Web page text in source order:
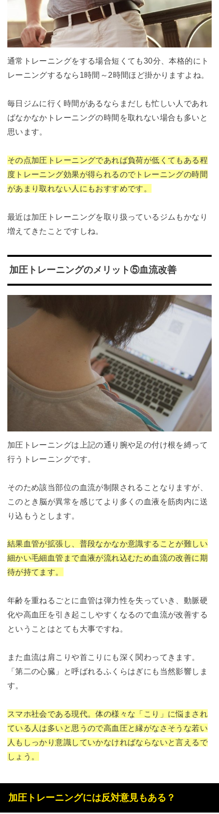
通常トレーニングをする場合短くても30分、本格的にト
レーニングするなら1時間～2時間ほど掛かりますよね。
毎日ジムに行く時間があるならまだしも忙しい人であれ
ばなかなかトレーニングの時間を取れない場合も多いと
思います。
その点加圧トレーニングであれば負荷が低くてもある程
度トレーニング効果が得られるのでトレーニングの時間
があまり取れない人にもおすすめです。
最近は加圧トレーニングを取り扱っているジムもかなり
増えてきたことですしね。
加圧トレーニングのメリット⑤血流改善
加圧トレーニングは上記の通り腕や足の付け根を縛って
行うトレーニングです。
そのため該当部位の血流が制限されることなりますが、
このとき脳が異常を感じてより多くの血液を筋肉内に送
り込もうとします。
結果血管が拡張し、普段なかなか意識することが難しい
細かい毛細血管まで血液が流れ込むため血流の改善に期
待が持てます。
年齢を重ねるごとに血管は弾力性を失っていき、動脈硬
化や高血圧を引き起こしやすくなるので血流が改善する
ということはとても大事ですね。
また血流は肩こりや首こりにも深く関わってきます。
「第二の心臓」と呼ばれるふくらはぎにも当然影響しま
す。
スマホ社会である現代。体の様々な「こり」に悩まされ
ている人は多いと思うので高血圧と縁がなさそうな若い
人もしっかり意識していかなければならないと言えるで
しょう。
加圧トレーニングには反対意見もある？